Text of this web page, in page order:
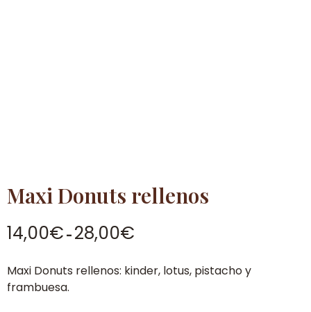
Maxi Donuts rellenos
14,00€ - 28,00€
desde
Maxi Donuts rellenos: kinder, lotus, pistacho y
frambuesa.